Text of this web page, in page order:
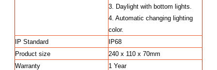
3. Daylight with bottom lights.
4. Automatic changing lighting
color.
IP Standard
IP68
Product size
240 x 110 x 70mm
Warranty
1 Year